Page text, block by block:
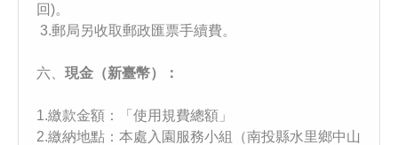
回)。
3.郵局另收取郵政匯票手續費。
六、 現金（新臺幣）：
1.繳款金額：「使用規費總額」
2.繳納地點：本處入園服務小組（南投縣水里鄉中山